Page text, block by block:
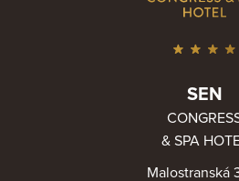
SEN
& SPA
Malostranská